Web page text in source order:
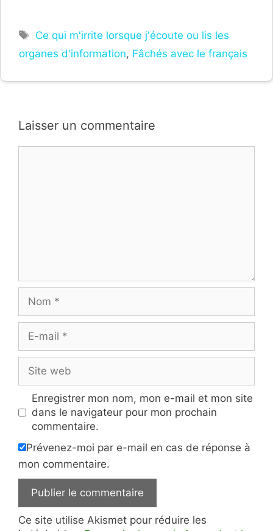
Étiquettes
Ce qui m'irrite lorsque j'écoute ou lis les
organes d'information, Fâchés avec le français
Laisser un commentaire
mail
web
Enregistrer mon nom, mon e-mail et mon site
dans le navigateur pour mon prochain
commentaire.
Prévenez-moi par e-mail en cas de réponse à
mon commentaire.
Ce site utilise Akismet pour réduire les